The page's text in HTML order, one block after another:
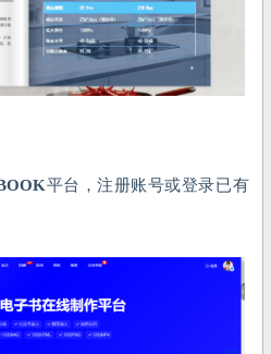
平台，注册账号或登录已有